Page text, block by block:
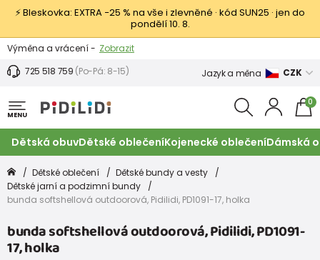
⚡ Bleskovka: EXTRA −25 % na vše i zlevněné · kód SUN25 · jen do
pondělí 10. 8.
Výměna a vrácení - Zobrazit
Sleva 100 Kč na první nákup -
725 518 759 (Po-Pá: 8-15) Jazyk a měna CZK
MENU
0
Dětská obuvDětské oblečeníKojenecké oblečeníDámská
Dětské oblečení
Dětské bundy a vesty
Dětské jarní a podzimní bundy
bunda softshellová outdoorová, Pidilidi, PD1091-17, holka
bunda softshellová outdoorová, Pidilidi, PD1091-
17, holka